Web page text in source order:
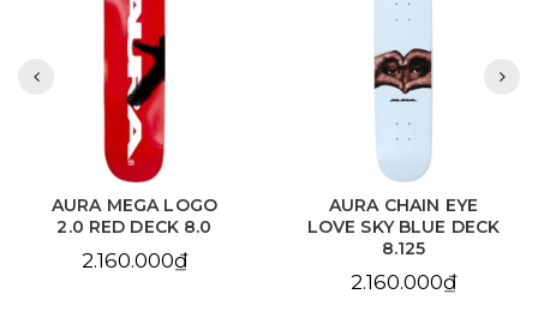
AURA MEGA LOGO
2.0 RED DECK 8.0
2.160.000₫
AURA CHAIN EYE
LOVE SKY BLUE DECK
8.125
2.160.000₫